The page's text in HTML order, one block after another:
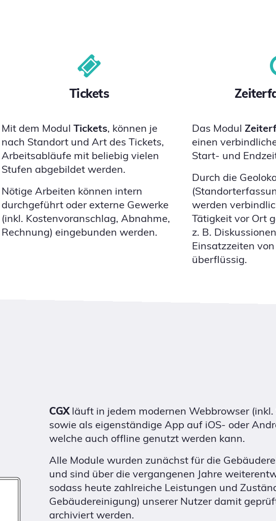
Tickets
Mit dem Modul Tickets, können je
nach Standort und Art des Tickets,
Arbeitsabläufe mit beliebig vielen
Stufen abgebildet werden.
Nötige Arbeiten können intern
durchgeführt oder externe Gewerke
(inkl. Kostenvoranschlag, Abnahme,
Rechnung) eingebunden werden.
Das Modul
einen
Start- und
Durch die
werden
Tätigkeit vor Ort
z. B.
Einsatzzeiten
überflüssig.
CGXläuft in jedem modernen Webbrowser (inkl.
sowie als eigenständige App auf iOS- oder
welche auch offline genutzt werden kann.
Alle Module wurden zunächst für die
und sind über die vergangenen Jahre
sodass heute zahlreiche Leistungen und
Gebäudereinigung) unserer Nutzer damit
archiviert werden.